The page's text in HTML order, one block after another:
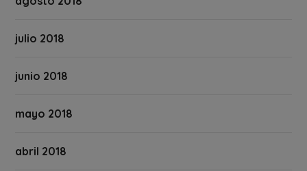
julio 2018
junio 2018
mayo 2018
abril 2018